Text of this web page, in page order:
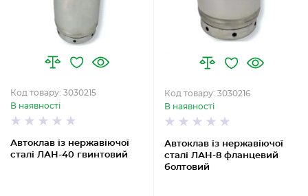
Автоклав із нержавіючої
сталі ЛАН-40 гвинтовий
Код товару: 3030215
В наявності
Автоклав із нержавіючої
сталі ЛАН-8 фланцевий
болтовий
Код товару: 3030216
В наявності